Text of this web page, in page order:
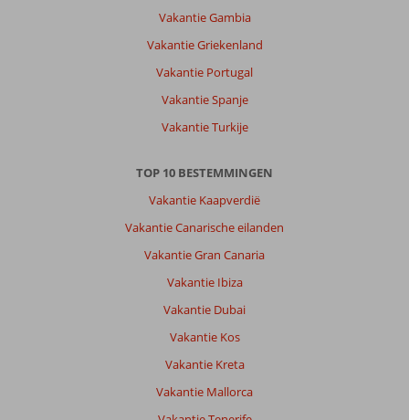
Vakantie Gambia
Vakantie Griekenland
Vakantie Portugal
Vakantie Spanje
Vakantie Turkije
TOP 10 BESTEMMINGEN
Vakantie Kaapverdië
Vakantie Canarische eilanden
Vakantie Gran Canaria
Vakantie Ibiza
Vakantie Dubai
Vakantie Kos
Vakantie Kreta
Vakantie Mallorca